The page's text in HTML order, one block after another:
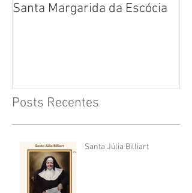
Santa Margarida da Escócia
Posts Recentes
Santa Júlia Billiart